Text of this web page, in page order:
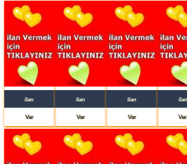
ilan
Ver
ilan
Ver
ilan
Ver
ilan
Ver